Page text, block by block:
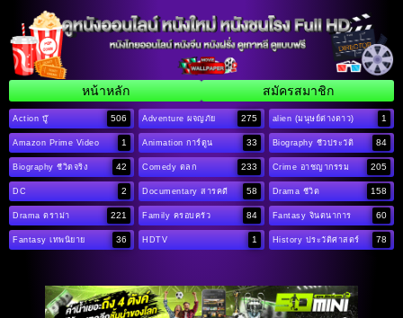
หน้าหลัก สมัครสมาชิก
Action บู๊ 506 Adventure ผจญภัย 275 alien (มนุษย์ต่างดาว) 1
Amazon Prime Video 1 Animation การ์ตูน 33 Biography ชีวประวัติ 84
Biography ชีวิตจริง 42 Comedy ตลก 233 Crime อาชญากรรม 205
DC 2 Documentary สารคดี 58 Drama ชีวิต 158
Drama ดราม่า 221 Family ครอบครัว 84 Fantasy จินตนาการ 60
Fantasy เทพนิยาย 36 HDTV 1 History ประวัติศาสตร์ 78